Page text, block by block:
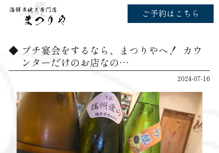
ご予約はこちら
プチ宴会をするなら、まつりやへ！ ‌ カウ
ンターだけのお店なの…
2024-07-16